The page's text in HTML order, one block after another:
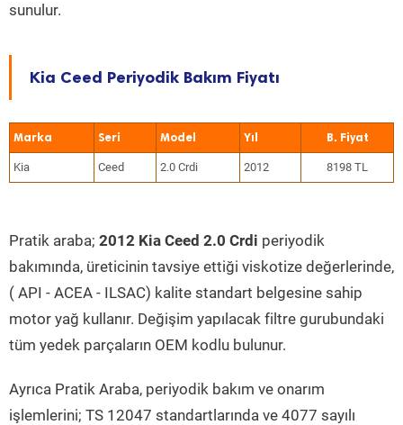
sunulur.
Kia Ceed Periyodik Bakım Fiyatı
Marka Seri Model Yıl
Kia Ceed 2.0 Crdi 2012 8198 TL
Pratik araba; 2012 Kia Ceed 2.0 Crdi periyodik
bakımında, üreticinin tavsiye ettiği viskotize değerlerinde,
( API - ACEA - ILSAC) kalite standart belgesine sahip
motor yağ kullanır. Değişim yapılacak filtre gurubundaki
tüm yedek parçaların OEM kodlu bulunur.
Ayrıca Pratik Araba, periyodik bakım ve onarım
işlemlerini; TS 12047 standartlarında ve 4077 sayılı